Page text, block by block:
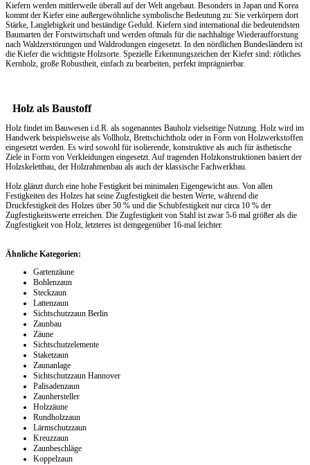
Kiefern werden mittlerweile überall auf der Welt angebaut. Besonders in Japan und Korea
kommt der Kiefer eine außergewöhnliche symbolische Bedeutung zu: Sie verkörpern dort
Stärke, Langlebigkeit und beständige Geduld. Kiefern sind international die bedeutendsten
Baumarten der Forstwirtschaft und werden oftmals für die nachhaltige Wiederaufforstung
nach Waldzerstörungen und Waldrodungen eingesetzt. In den nördlichen Bundesländern ist
die Kiefer die wichtigste Holzsorte. Spezielle Erkennungszeichen der Kiefer sind: rötliches
Kernholz, große Robustheit, einfach zu bearbeiten, perfekt imprägnierbar.
Holz als Baustoff
Holz findet im Bauwesen i.d.R. als sogenanntes Bauholz vielseitige Nutzung. Holz wird im
Handwerk beispielsweise als Vollholz, Brettschichtholz oder in Form von Holzwerkstoffen
eingesetzt werden. Es wird sowohl für isolierende, konstruktive als auch für ästhetische
Ziele in Form von Verkleidungen eingesetzt. Auf tragenden Holzkonstruktionen basiert der
Holzskelettbau, der Holzrahmenbau als auch der klassische Fachwerkbau.
Holz glänzt durch eine hohe Festigkeit bei minimalen Eigengewicht aus. Von allen
Festigkeiten des Holzes hat seine Zugfestigkeit die besten Werte, während die
Druckfestigkeit des Holzes über 50 % und die Schubfestigkeit nur circa 10 % der
Zugfestigkeitswerte erreichen. Die Zugfestigkeit von Stahl ist zwar 5-6 mal größer als die
Zugfestigkeit von Holz, letzteres ist demgegenüber 16-mal leichter.
Ähnliche Kategorien:
Gartenzäune
Bohlenzaun
Steckzaun
Lattenzaun
Sichtschutzzaun Berlin
Zaunbau
Zäune
Sichtschutzelemente
Staketzaun
Zaunanlage
Sichtschutzzaun Hannover
Palisadenzaun
Zaunhersteller
Holzzäune
Rundholzzaun
Lärmschutzzaun
Kreuzzaun
Zaunbeschläge
Koppelzaun